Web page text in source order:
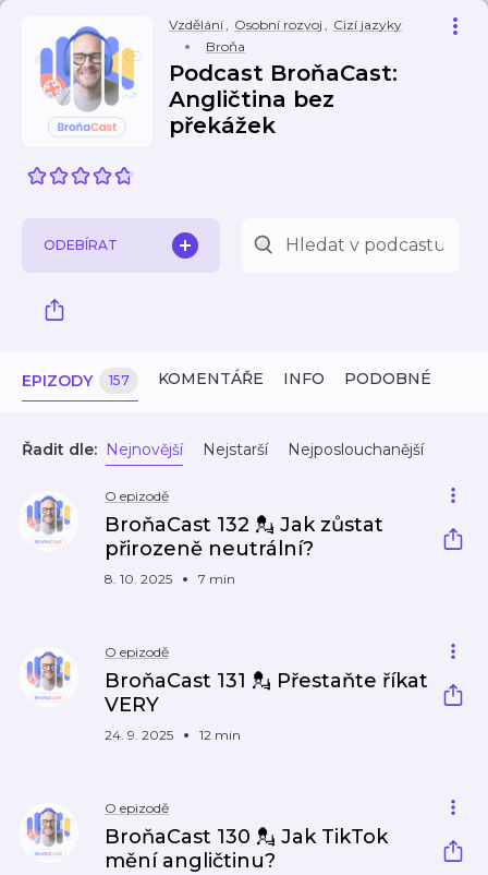
Vzdělání, Osobní rozvoj , Cizí jazyky
Broňa
Podcast BroňaCast:
Angličtina bez
překážek
ODEBÍRAT
EPIZODY 157 KOMENTÁŘE INFO PODOBNÉ
Řadit dle: Nejnovější Nejstarší Nejposlouchanější
O epizodě
BroňaCast 132 💂 Jak zůstat
přirozeně neutrální?
8. 10. 2025 7 min
O epizodě
BroňaCast 131 💂 Přestaňte říkat
VERY
24. 9. 2025 12 min
O epizodě
BroňaCast 130 💂 Jak TikTok
mění angličtinu?